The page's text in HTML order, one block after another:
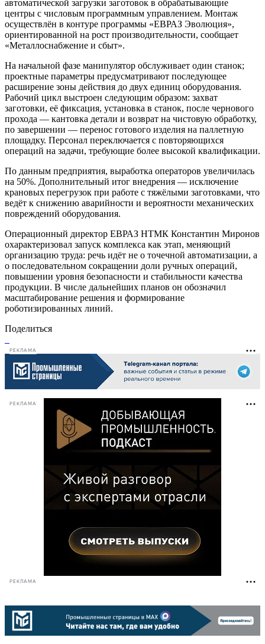
автоматической загрузки заготовок в обрабатывающие
центры с числовым программным управлением. Монтаж
осуществлён в контуре программы «ЕВРАЗ Эволюция»,
ориентированной на рост производительности, сообщает
«Металлоснабжение и сбыт».
На начальной фазе манипулятор обслуживает один станок;
проектные параметры предусматривают последующее
расширение зоны действия до двух единиц оборудования.
Рабочий цикл выстроен следующим образом: захват
заготовки, её фиксация, установка в станок, после чернового
прохода — кантовка детали и возврат на чистовую обработку,
по завершении — перенос готового изделия на паллетную
площадку. Персонал переключается с повторяющихся
операций на задачи, требующие более высокой квалификации.
По данным предприятия, выработка операторов увеличилась
на 50%. Дополнительный итог внедрения — исключение
крановых перегрузок при работе с тяжёлыми заготовками, что
ведёт к снижению аварийности и вероятности механических
повреждений оборудования.
Операционный директор ЕВРАЗ НТМК Константин Миронов
охарактеризовал запуск комплекса как этап, меняющий
организацию труда: речь идёт не о точечной автоматизации, а
о последовательном сокращении доли ручных операций,
повышении уровня безопасности и стабильности качества
продукции. В числе дальнейших планов он обозначил
масштабирование решения и формирование
роботизированных линий.
Поделиться
РЕКЛАМА
РЕКЛАМА
РЕКЛАМА